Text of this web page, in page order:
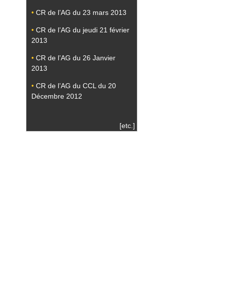
• CR de l’AG du 23 mars 2013
• CR de l’AG du jeudi 21 février
2013
• CR de l’AG du 26 Janvier
2013
• CR de l’AG du CCL du 20
Décembre 2012
[etc.]